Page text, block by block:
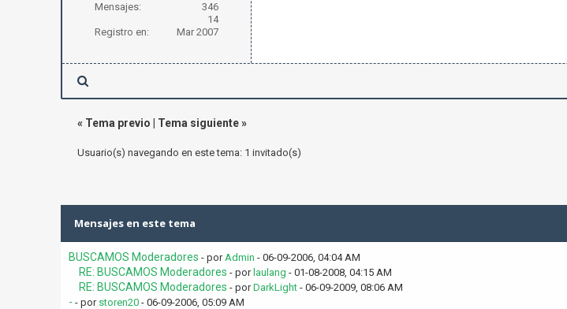
Mensajes:
346
14
Registro en:
Mar 2007
« Tema previo Tema siguiente»
Usuario(s) navegando en este tema: 1 invitado(s)
Mensajes en este tema
BUSCAMOS Moderadores - porAdmin - 06-09-2006, 04:04 AM
RE: BUSCAMOS Moderadores - por laulang - 01-08-2008, 04:15 AM
RE: BUSCAMOS Moderadores - porDarkLight- 06-09-2009, 08:06 AM
- - por storen20- 06-09-2006, 05:09 AM